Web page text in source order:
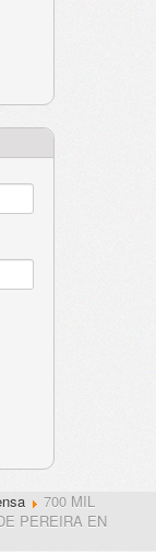
700 MIL
PEREIRA EN